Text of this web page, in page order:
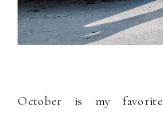
October is my favorite